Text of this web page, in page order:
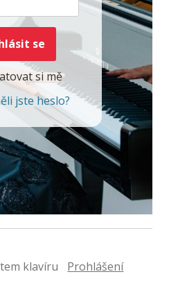
si mě
jste heslo?
klavíru Prohlášení